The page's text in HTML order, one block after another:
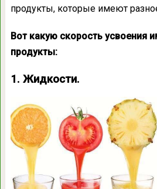
продукты, которые имеют
Вот какую скорость усвоения
продукты:
1. Жидкости.